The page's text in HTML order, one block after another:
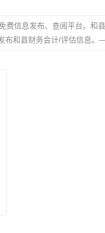
信息发布、查阅平台。和
布和县财务会计/评估信息